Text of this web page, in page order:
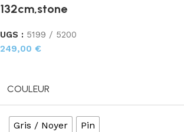
132cm,stone
UGS : 5199 / 5200
249,00 €
COULEUR
Gris / Noyer Pin